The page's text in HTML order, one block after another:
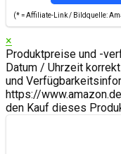
(* = Affiliate-Link / Bildquelle:
×
Produktpreise und -
Datum / Uhrzeit
und
https://
den Kauf dieses